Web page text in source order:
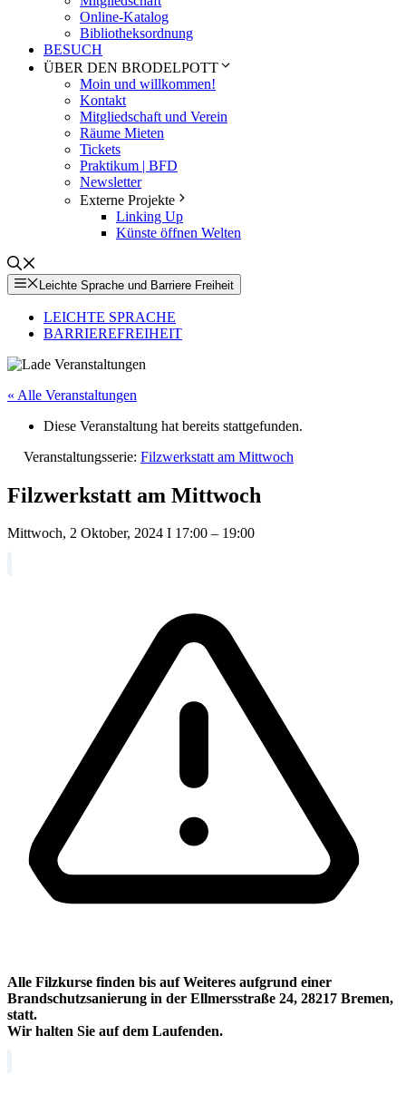
Online-Katalog
Bibliotheksordnung
BESUCH
ÜBER DEN BRODELPOTT
Moin und willkommen!
Kontakt
Mitgliedschaft und Verein
Räume Mieten
Tickets
Praktikum | BFD
Newsletter
Externe Projekte
Linking Up
Künste öffnen Welten
Leichte Sprache und Barriere Freiheit
LEICHTE SPRACHE
BARRIEREFREIHEIT
« Alle Veranstaltungen
Diese Veranstaltung hat bereits stattgefunden.
Veranstaltungsserie: Filzwerkstatt am Mittwoch
Filzwerkstatt am Mittwoch
Mittwoch, 2 Oktober, 2024 I 17:00 – 19:00
Alle Filzkurse finden bis auf Weiteres aufgrund einer
Brandschutzsanierung in der Ellmersstraße 24, 28217 Bremen,
statt.
Wir halten Sie auf dem Laufenden.